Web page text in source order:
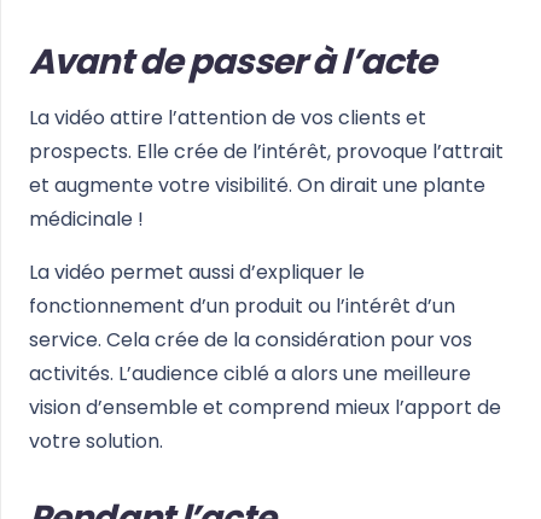
Avant de passer à l’acte
La vidéo attire l’attention de vos clients et
prospects. Elle crée de l’intérêt, provoque l’attrait
et augmente votre visibilité. On dirait une plante
médicinale !
La vidéo permet aussi d’expliquer le
fonctionnement d’un produit ou l’intérêt d’un
service. Cela crée de la considération pour vos
activités. L’audience ciblé a alors une meilleure
vision d’ensemble et comprend mieux l’apport de
votre solution.